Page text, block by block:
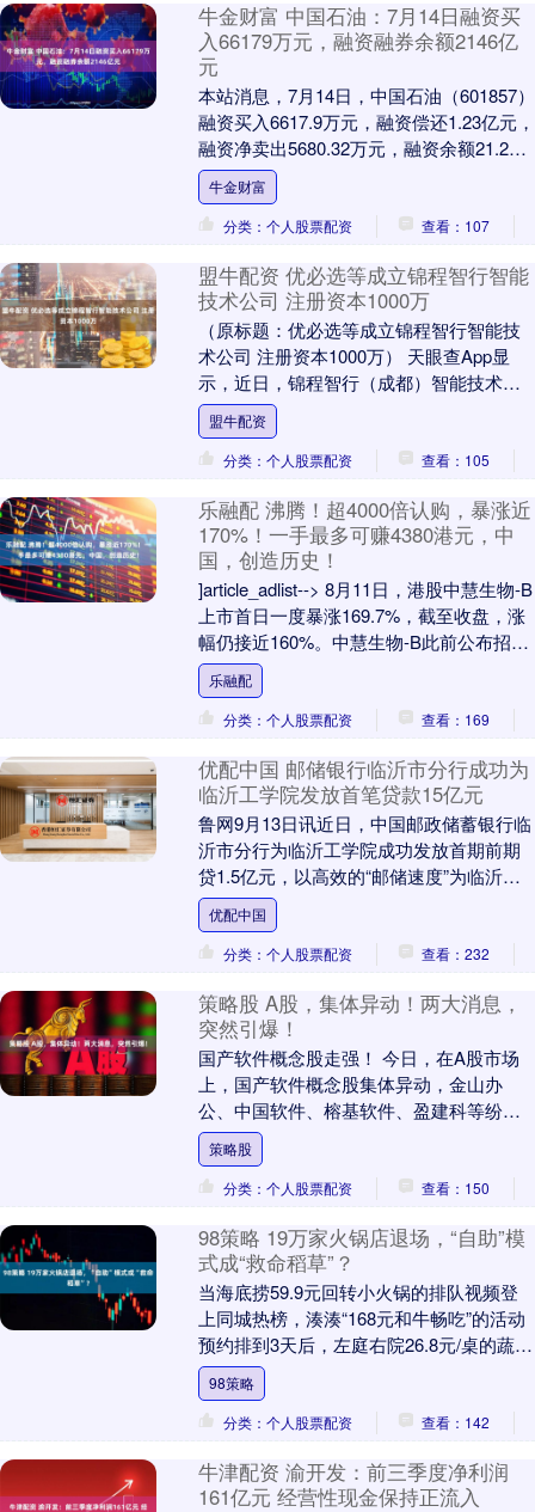
牛金财富 中国石油：7月14日融资买
入66179万元，融资融券余额2146亿
元
本站消息，7月14日，中国石油（601857）
融资买入6617.9万元，融资偿还1.23亿元，
融资净卖出5680.32万元，融资余额21.24
亿元。 融券方面，....
牛金财富
分类：个人股票配资
查看：107
盟牛配资 优必选等成立锦程智行智能
技术公司 注册资本1000万
（原标题：优必选等成立锦程智行智能技
术公司 注册资本1000万） 天眼查App显
示，近日，锦程智行（成都）智能技术有
限公司成立，法定代表人为黄海艳，注册
资本10....
盟牛配资
分类：个人股票配资
查看：105
乐融配 沸腾！超4000倍认购，暴涨近
170%！一手最多可赚4380港元，中
国，创造历史！
]article_adlist--> 8月11日，港股中慧生物-B
上市首日一度暴涨169.7%，截至收盘，涨
幅仍接近160%。中慧生物-B此前公布招股
结果，以1....
乐融配
分类：个人股票配资
查看：169
优配中国 邮储银行临沂市分行成功为
临沂工学院发放首笔贷款15亿元
鲁网9月13日讯近日，中国邮政储蓄银行临
沂市分行为临沂工学院成功发放首期前期
贷1.5亿元，以高效的“邮储速度”为临沂市
教育产业升级提供关键金融支撑。 自接到
工学....
优配中国
分类：个人股票配资
查看：232
策略股 A股，集体异动！两大消息，
突然引爆！
国产软件概念股走强！ 今日，在A股市场
上，国产软件概念股集体异动，金山办
公、中国软件、榕基软件、盈建科等纷纷
大涨。 分析人士指出，软件股的走强，跟
两则消息密切相....
策略股
分类：个人股票配资
查看：150
98策略 19万家火锅店退场，“自助”模
式成“救命稻草”？
当海底捞59.9元回转小火锅的排队视频登
上同城热榜，湊湊“168元和牛畅吃”的活动
预约排到3天后，左庭右院26.8元/桌的蔬菜
自助成了食客必点的“隐藏选项”，火....
98策略
分类：个人股票配资
查看：142
牛津配资 渝开发：前三季度净利润
161亿元 经营性现金保持正流入